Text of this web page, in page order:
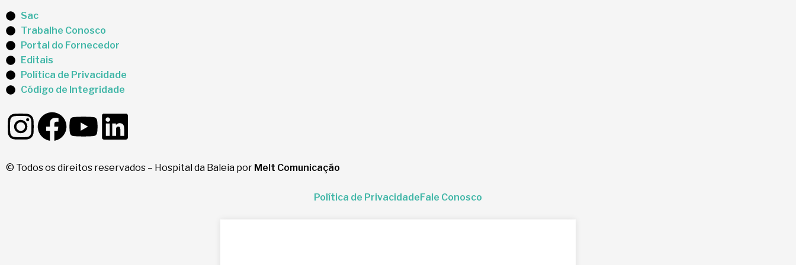
Sac
Trabalhe Conosco
Portal do Fornecedor
Editais
Política de Privacidade
Código de Integridade
© Todos os direitos reservados – Hospital da Baleia por Melt Comunicação
Política de Privacidade Fale Conosco